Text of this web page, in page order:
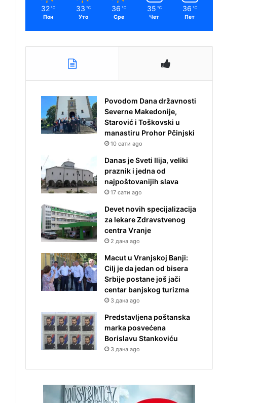
32 ℃
Пон
33 ℃
Уто
36 ℃
Сре
35 ℃
Чет
36 ℃
Пет
Povodom Dana državnosti
Severne Makedonije,
Starović i Toškovski u
manastiru Prohor Pčinjski
10 сати ago
Danas je Sveti Ilija, veliki
praznik i jedna od
najpoštovanijih slava
17 сати ago
Devet novih specijalizacija
za lekare Zdravstvenog
centra Vranje
2 дана ago
Macut u Vranjskoj Banji:
Cilj je da jedan od bisera
Srbije postane još jači
centar banjskog turizma
3 дана ago
Predstavljena poštanska
marka posvećena
Borislavu Stankoviću
3 дана ago